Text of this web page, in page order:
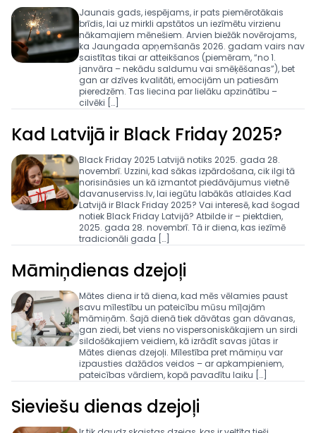
Jaunais gads, iespējams, ir pats piemērotākais
brīdis, lai uz mirkli apstātos un iezīmētu virzienu
nākamajiem mēnešiem. Arvien biežāk novērojams,
ka Jaungada apņemšanās 2026. gadam vairs nav
saistītas tikai ar atteikšanos (piemēram, “no 1.
janvāra – nekādu saldumu vai smēķēšanas”), bet
gan ar dzīves kvalitāti, emocijām un patiesām
pieredzēm. Tas liecina par lielāku apzinātību –
cilvēki […]
Kad Latvijā ir Black Friday 2025?
Black Friday 2025 Latvijā notiks 2025. gada 28.
novembrī. Uzzini, kad sākas izpārdošana, cik ilgi tā
norisināsies un kā izmantot piedāvājumus vietnē
davanuserviss.lv, lai iegūtu labākās atlaides.Kad
Latvijā ir Black Friday 2025? Vai interesē, kad šogad
notiek Black Friday Latvijā? Atbilde ir – piektdien,
2025. gada 28. novembrī. Tā ir diena, kas iezīmē
tradicionāli gada […]
Māmiņdienas dzejoļi
Mātes diena ir tā diena, kad mēs vēlamies paust
savu mīlestību un pateicību mūsu mīļajām
māmiņām. Šajā dienā tiek dāvātas gan dāvanas,
gan ziedi, bet viens no vispersoniskākajiem un sirdi
sildošākajiem veidiem, kā izrādīt savas jūtas ir
Mātes dienas dzejoļi. Mīlestība pret māmiņu var
izpausties dažādos veidos – ar apkampieniem,
pateicības vārdiem, kopā pavadītu laiku […]
Sieviešu dienas dzejoļi